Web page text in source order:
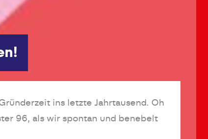
ins letzte Jahrtausend. Oh
96, als wir spontan und benebelt